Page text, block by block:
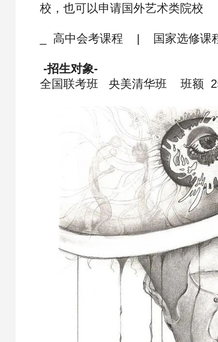
校，也可以申请国外艺术类院校
_ 高中会考课程 | 国家选修
-招生对象-
全国联考班 央美清华班 班额